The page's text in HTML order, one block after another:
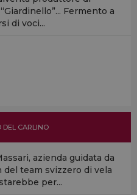
Fermento a
di voci...
DEL CARLINO
azienda guidata da
del team svizzero di vela
per...